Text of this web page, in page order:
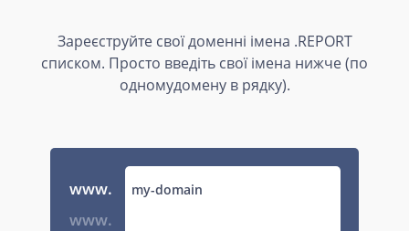
Зареєструйте свої доменні імена .REPORT
списком. Просто введіть свої імена нижче (по
одномудомену в рядку).
www.
www.